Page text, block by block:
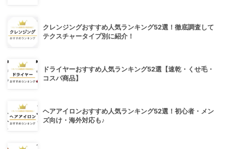
クレンジングおすすめ人気ランキング52選！徹底調査して
テクスチャータイプ別に紹介！
ドライヤーおすすめ人気ランキング52選【速乾・くせ毛・
コスパ商品】
ヘアアイロンおすすめ人気ランキング52選！初心者・メン
ズ向け・海外対応も♪